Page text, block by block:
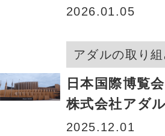
キングテープ
2026.01.05
アダルの取り
日本国際博覧
株式会社アダ
工に携わりまし
2025.12.01